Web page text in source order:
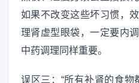
如果不改变这些坏习惯，
理肾虚型眼袋，一定要内
中药调理同样重要。
误区三：“所有补肾的食物